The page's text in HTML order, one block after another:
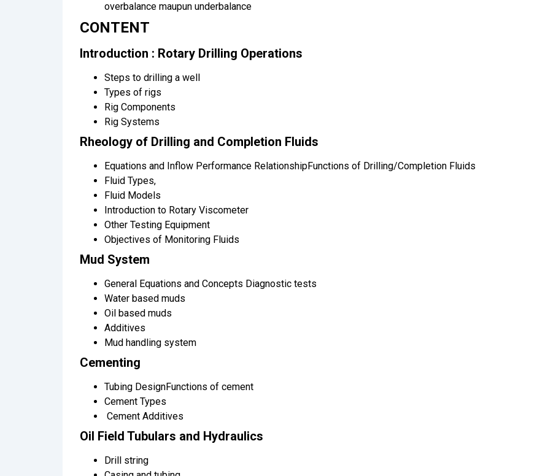
overbalance maupun underbalance
CONTENT
Introduction : Rotary Drilling Operations
Steps to drilling a well
Types of rigs
Rig Components
Rig Systems
Rheology of Drilling and Completion Fluids
Equations and Inflow Performance RelationshipFunctions of Drilling/Completion Fluids
Fluid Types,
Fluid Models
Introduction to Rotary Viscometer
Other Testing Equipment
Objectives of Monitoring Fluids
Mud System
General Equations and Concepts Diagnostic tests
Water based muds
Oil based muds
Additives
Mud handling system
Cementing
Tubing DesignFunctions of cement
Cement Types
Cement Additives
Oil Field Tubulars and Hydraulics
Drill string